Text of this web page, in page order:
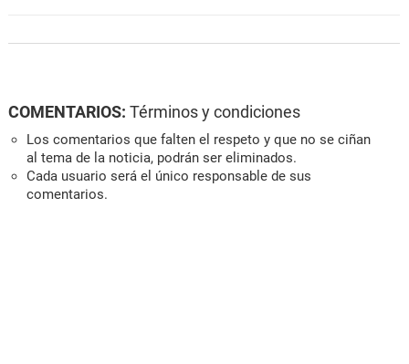
COMENTARIOS: Términos y condiciones
Los comentarios que falten el respeto y que no se ciñan
al tema de la noticia, podrán ser eliminados.
Cada usuario será el único responsable de sus
comentarios.